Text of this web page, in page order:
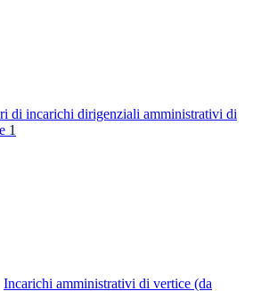
di incarichi dirigenziali amministrativi di
1
Incarichi amministrativi di vertice (da